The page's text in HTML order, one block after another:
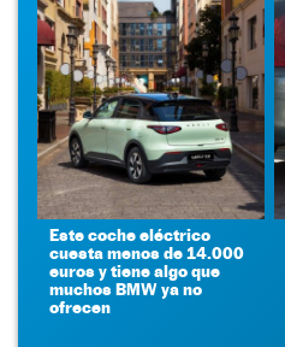
Este coche eléctrico
cuesta menos de 14.000
euros y tiene algo que
muchos BMW ya no
ofrecen